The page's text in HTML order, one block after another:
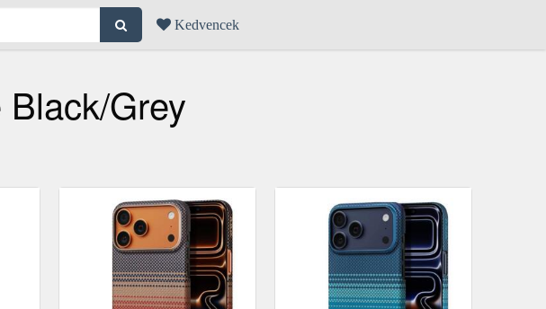
Kedvencek
Black/grey